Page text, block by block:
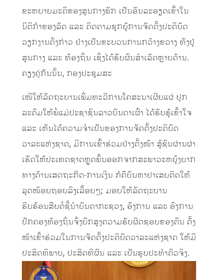
ຂະຫຍາຍມະຕິຂອງສູນກາງພັກ ເປັນອັນລະອຽດເຂົ້າໃນ
ນິຕິກໍາຂອງລັດ ແລະ ຕິດຕາມຊຸກຍູ້ການຈັດຕັ້ງປະຕິບັດ
ວຽກງານດັ່ງກ່າວ ຢ່າງເປັນຂະບວນການກວ້າງຂວາງ ທັງຢູ່
ສູນກາງ ແລະ ທ້ອງຖິ່ນ ເຊິ່ງໄດ້ຮັບຜົນສໍາເລັດຫຼາຍດ້ານ.
ຄຽງຄູ່ກັນນັ້ນ, ກອງປະຊຸມສະ
ເໜີໃຫ້ລັດຖະບານເພີ່ມທະວີການໂຄສະນາເຜີຍແຜ່ ປຸກ
ລະດົມໃຫ້ພໍ່ແມ່ປະຊາຊົນລາວບັນດາເຜົ່າ ໄດ້ຮັບຮູ້ເຂົ້າໃຈ
ແລະ ເຫັນໄດ້ຄວາມຈໍາເປັນຂອງການຈັດຕັ້ງປະຕິບັດ
ວາລະແຫ່ງຊາດ, ມີການເຂົ້າຮ່ວມຢ່າງຕັ້ງໜ້າ ສູ້ຊົນຜ່ານຜ່າ
ເຮັດໃຫ້ປະເທດຊາດຫຼຸດພົ້ນອອກຈາກສະພາວະຫຍຸ້ງຍາກ
ທາງດ້ານເສດຖະກິດ-ການເງິນ ກໍຄືບັນຫາຢາເສບຕິດໃຫ້
ລຸດໜ້ອຍຖອຍລົງເລື້ອຍໆ; ມອບໃຫ້ລັດຖະບານ
ຮີບຮ້ອນສືບຕໍ່ຊີ້ນໍາບັນດາກະຊວງ, ອົງການ ແລະ ອົງການ
ປົກຄອງທ້ອງຖິ່ນຈົ່ງຍົກສູງຄວາມຮັບຜິດຊອບຂອງຕົນ ຕັ້ງ
ໜ້າເຂົ້າຮ່ວມໃນການຈັດຕັ້ງປະຕິບັດວາລະແຫ່ງຊາດ ໃຫ້ມີ
ປະສິດທິພາບ, ປະສິດທິຜົນ ແລະ ເປັນຮູບປະທໍາຕົວຈິງ.